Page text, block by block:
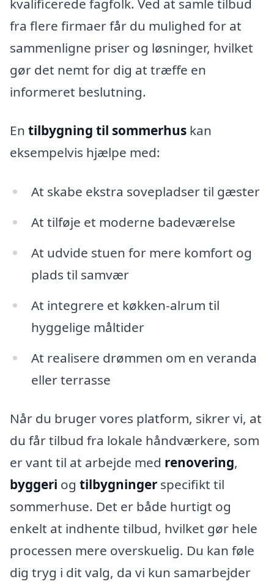
kvalificerede fagfolk. Ved at samle tilbud
fra flere firmaer får du mulighed for at
sammenligne priser og løsninger, hvilket
gør det nemt for dig at træffe en
informeret beslutning.
En tilbygning til sommerhus kan
eksempelvis hjælpe med:
At skabe ekstra sovepladser til gæster
At tilføje et moderne badeværelse
At udvide stuen for mere komfort og
plads til samvær
At integrere et køkken-alrum til
hyggelige måltider
At realisere drømmen om en veranda
eller terrasse
Når du bruger vores platform, sikrer vi, at
du får tilbud fra lokale håndværkere, som
er vant til at arbejde med renovering,
byggeri og tilbygninger specifikt til
sommerhuse. Det er både hurtigt og
enkelt at indhente tilbud, hvilket gør hele
processen mere overskuelig. Du kan føle
dig tryg i dit valg, da vi kun samarbejder